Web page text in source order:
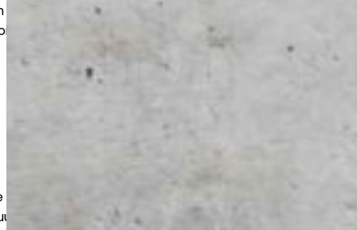
Saat kestävän ja siistin
arjessa ja näyttää hyvältä vuosien
ja tehokkaasti toteutetut
varastoihin ja liiketiloihin. Työt